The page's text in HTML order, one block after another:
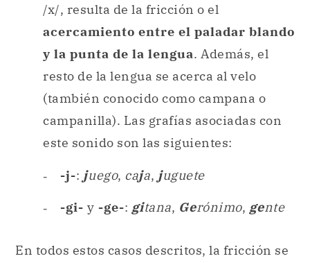
/x/, resulta de la fricción o el
acercamiento entre el paladar blando
y la punta de la lengua. Además, el
resto de la lengua se acerca al velo
(también conocido como campana o
campanilla). Las grafías asociadas con
este sonido son las siguientes:
-j-: juego, caja, juguete
-gi- y -ge-: gitana, Gerónimo, gente
En todos estos casos descritos, la fricción se